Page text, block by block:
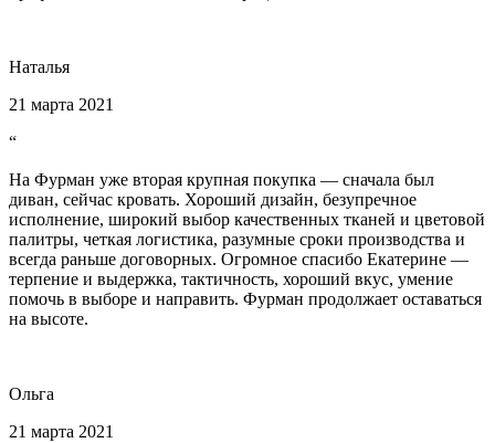
Наталья
21 марта 2021
“
На Фурман уже вторая крупная покупка — сначала был
диван, сейчас кровать. Хороший дизайн, безупречное
исполнение, широкий выбор качественных тканей и цветовой
палитры, четкая логистика, разумные сроки производства и
всегда раньше договорных. Огромное спасибо Екатерине —
терпение и выдержка, тактичность, хороший вкус, умение
помочь в выборе и направить. Фурман продолжает оставаться
на высоте.
Ольга
21 марта 2021